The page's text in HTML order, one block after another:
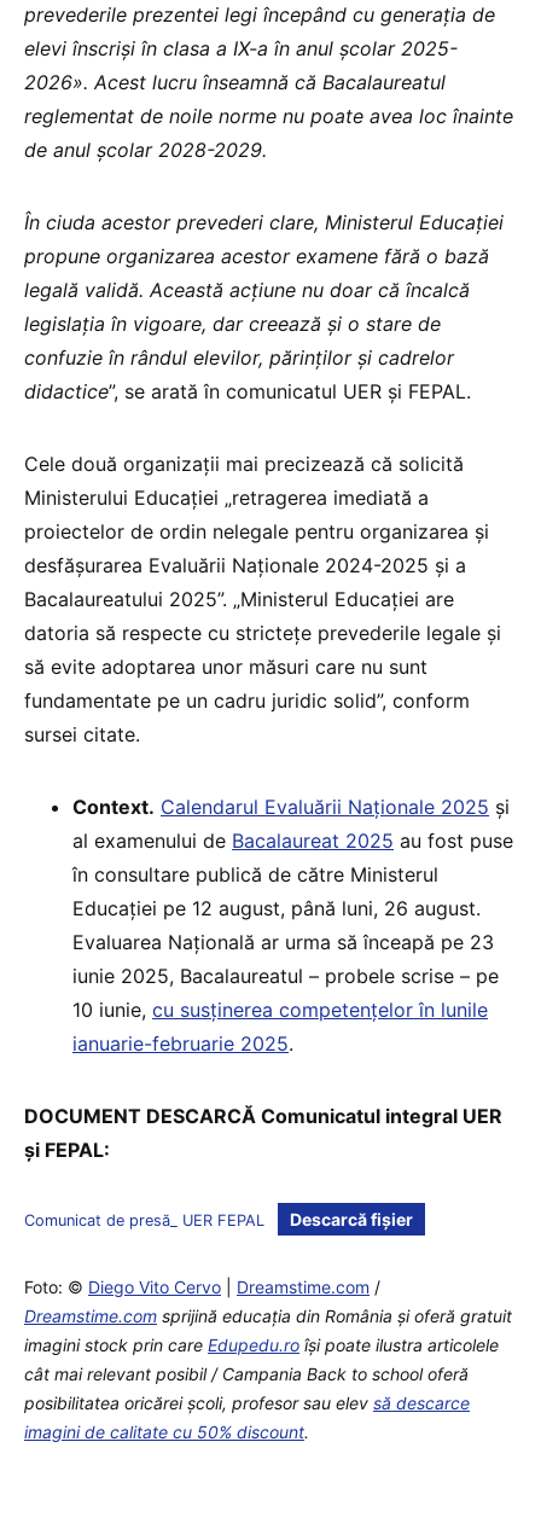
prevederile prezentei legi începând cu generația de
elevi înscriși în clasa a IX-a în anul școlar 2025-
2026». Acest lucru înseamnă că Bacalaureatul
reglementat de noile norme nu poate avea loc înainte
de anul școlar 2028-2029.
În ciuda acestor prevederi clare, Ministerul Educației
propune organizarea acestor examene fără o bază
legală validă. Această acțiune nu doar că încalcă
legislația în vigoare, dar creează și o stare de
confuzie în rândul elevilor, părinților și cadrelor
didactice”, se arată în comunicatul UER și FEPAL.
Cele două organizații mai precizează că solicită
Ministerului Educației „retragerea imediată a
proiectelor de ordin nelegale pentru organizarea și
desfășurarea Evaluării Naționale 2024-2025 și a
Bacalaureatului 2025”. „Ministerul Educației are
datoria să respecte cu strictețe prevederile legale și
să evite adoptarea unor măsuri care nu sunt
fundamentate pe un cadru juridic solid”, conform
sursei citate.
Context. Calendarul Evaluării Naționale 2025 și
al examenului de Bacalaureat 2025 au fost puse
în consultare publică de către Ministerul
Educației pe 12 august, până luni, 26 august.
Evaluarea Națională ar urma să înceapă pe 23
iunie 2025, Bacalaureatul – probele scrise – pe
10 iunie, cu susținerea competențelor în lunile
ianuarie-februarie 2025.
DOCUMENT DESCARCĂ Comunicatul integral UER
și FEPAL:
Comunicat de presă_ UER FEPAL Descarcă fișier
Foto: © Diego Vito Cervo Dreamstime.com /
Dreamstime.com sprijină educaţia din România şi oferă gratuit
imagini stock prin care Edupedu.ro îşi poate ilustra articolele
cât mai relevant posibil / Campania Back to school oferă
posibilitatea oricărei școli, profesor sau elev să descarce
imagini de calitate cu 50% discount.